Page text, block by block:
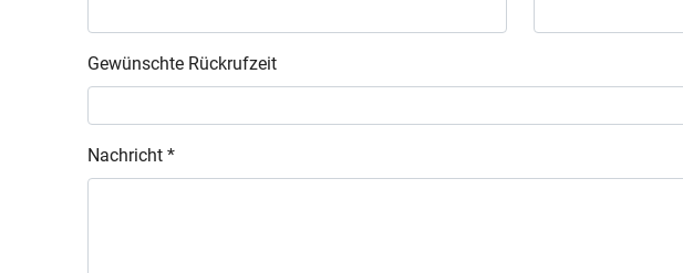
Gewünschte Rückrufzeit
Nachricht *